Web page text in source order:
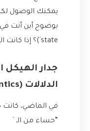
يمكنك الوصول لكل
state`)؟ إذا كانت الإجابة لا، فلديك عمل لتقوم به.
جدار الهيكل
الدلالات (Semantics)
في الماضي،
“حساء من الـ `